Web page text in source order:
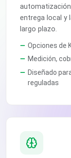
automatización
entrega local y
largo plazo.
Opciones de
Medición,
Diseñado
reguladas